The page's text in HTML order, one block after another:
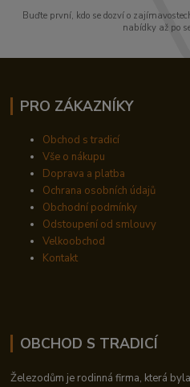
Buďte první, kdo se dozví o
nabídky až po
PRO ZÁKAZNÍKY
Obchod s tradicí
Vše o nákupu
Doprava a platba
Ochrana osobních údajů
Obchodní podmínky
Odstoupení od smlouvy
Velkoobchod
Kontakt
OBCHOD S TRADICÍ
Železodům je rodinná firma, která